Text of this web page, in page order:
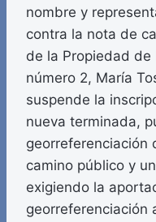
nombre y
contra la nota de
de la Propiedad de
número 2, María
suspende la
nueva terminada,
georreferenciación
camino público y
exigiendo la
georreferenciación